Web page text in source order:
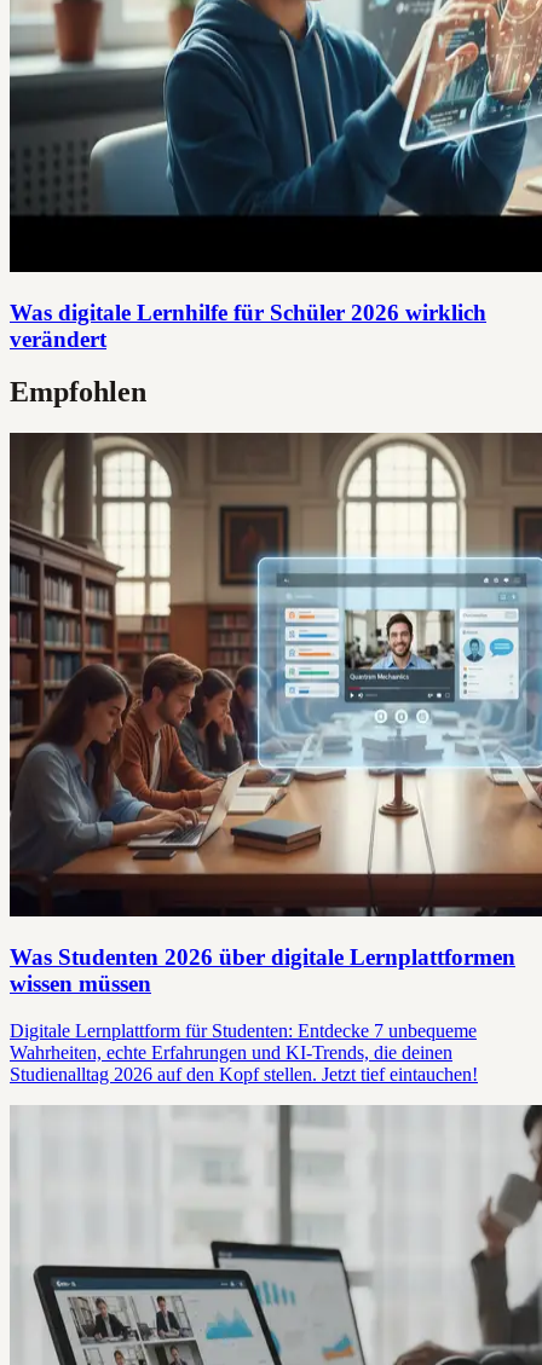
Was digitale Lernhilfe für Schüler 2026 wirklich
verändert
Empfohlen
Was Studenten 2026 über digitale Lernplattformen
wissen müssen
Digitale Lernplattform für Studenten: Entdecke 7 unbequeme
Wahrheiten, echte Erfahrungen und KI-Trends, die deinen
Studienalltag 2026 auf den Kopf stellen. Jetzt tief eintauchen!